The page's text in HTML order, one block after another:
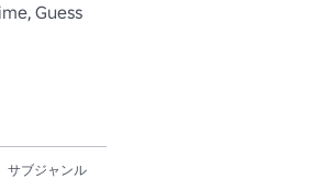
Guess
サブジャンル